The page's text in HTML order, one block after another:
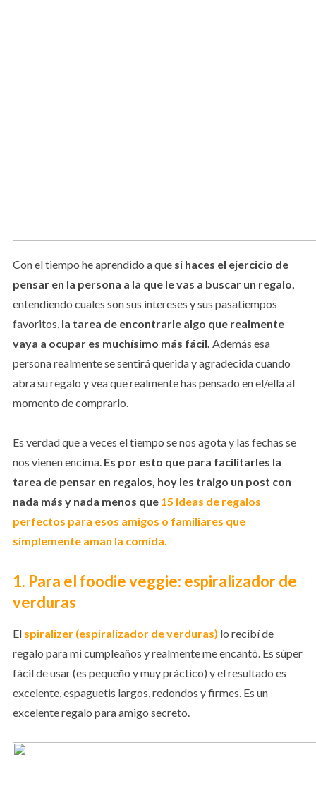
Con el tiempo he aprendido a que si haces el ejercicio de
pensar en la persona a la que le vas a buscar un regalo,
entendiendo cuales son sus intereses y sus pasatiempos
favoritos,la tarea de encontrarle algo que realmente
vaya a ocupar es muchísimo más fácil. Además esa
persona realmente se sentirá querida y agradecida cuando
abra su regalo y vea que realmente has pensado en el/ella al
momento de comprarlo.
Es verdad que a veces el tiempo se nos agota y las fechas se
nos vienen encima. Es por esto que para facilitarles la
tarea de pensar en regalos, hoy les traigo un post con
nada más y nada menos que 15 ideas de regalos
perfectos para esos amigos o familiares que
simplemente aman la comida.
1. Para el foodie veggie: espiralizador de
verduras
El spiralizer (espiralizador de verduras) lo recibí de
regalo para mi cumpleaños y realmente me encantó. Es súper
fácil de usar (es pequeño y muy práctico) y el resultado es
excelente, espaguetis largos, redondos y firmes. Es un
excelente regalo para amigo secreto.